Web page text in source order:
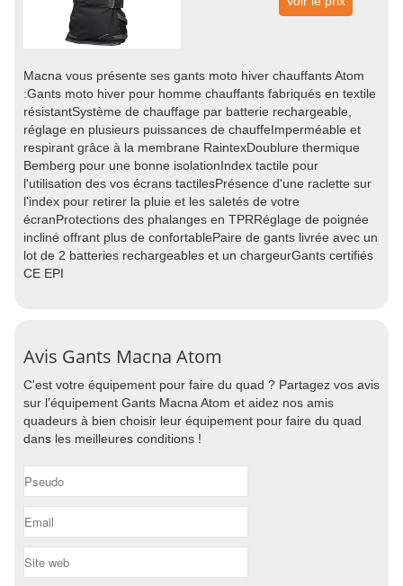
Macna vous présente ses gants moto hiver chauffants Atom
:Gants moto hiver pour homme chauffants fabriqués en textile
résistantSystème de chauffage par batterie rechargeable,
réglage en plusieurs puissances de chauffeImperméable et
respirant grâce à la membrane RaintexDoublure thermique
Bemberg pour une bonne isolationIndex tactile pour
l'utilisation des vos écrans tactilesPrésence d'une raclette sur
l'index pour retirer la pluie et les saletés de votre
écranProtections des phalanges en TPRRéglage de poignée
incliné offrant plus de confortablePaire de gants livrée avec un
lot de 2 batteries rechargeables et un chargeurGants certifiés
CE EPI
Avis Gants Macna Atom
C'est votre équipement pour faire du quad ? Partagez vos avis
sur l'équipement Gants Macna Atom et aidez nos amis
quadeurs à bien choisir leur équipement pour faire du quad
dans les meilleures conditions !